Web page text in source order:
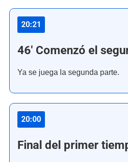
20:21
46' Comenzó el
Ya se juega la segunda parte.
20:00
Final del primer